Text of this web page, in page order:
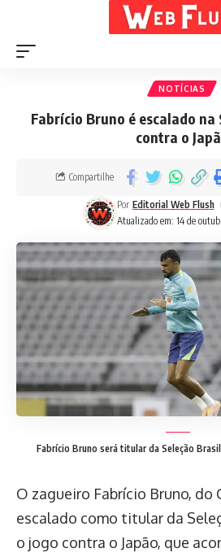
NOTÍCIAS
Fabrício Bruno é escalado
contra o
Atualizado em: 14 de
Por Editorial Web Flush
Compartilhe
Fabrício Bruno será titular da Seleção
O zagueiro Fabrício Bruno, do
escalado como titular da
o jogo contra o Japão, que